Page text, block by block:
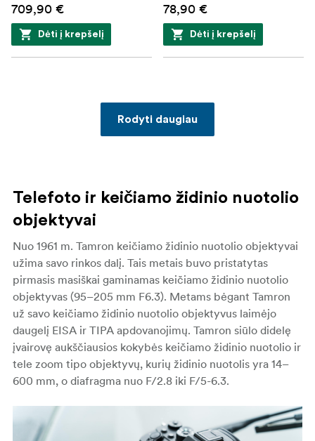
709,90 €
Dėti į krepšelį
78,90 €
Dėti į krepšelį
Rodyti daugiau
Telefoto ir keičiamo židinio nuotolio
objektyvai
Nuo 1961 m. Tamron keičiamo židinio nuotolio objektyvai
užima savo rinkos dalį. Tais metais buvo pristatytas
pirmasis masiškai gaminamas keičiamo židinio nuotolio
objektyvas (95–205 mm F6.3). Metams bėgant Tamron
už savo keičiamo židinio nuotolio objektyvus laimėjo
daugelį EISA ir TIPA apdovanojimų. Tamron siūlo didelę
įvairovę aukščiausios kokybės keičiamo židinio nuotolio ir
tele zoom tipo objektyvų, kurių židinio nuotolis yra 14–
600 mm, o diafragma nuo F/2.8 iki F/5-6.3.